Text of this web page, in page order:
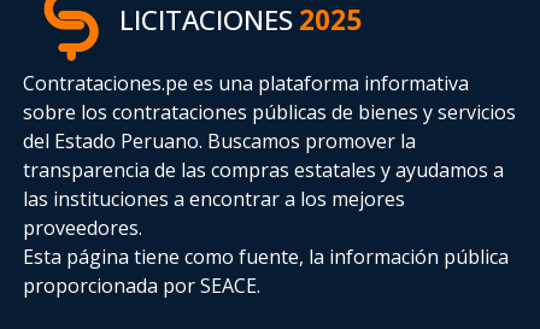
LICITACIONES2025
Contrataciones.pe es una plataforma informativa
sobre los contrataciones públicas de bienes y servicios
del Estado Peruano. Buscamos promover la
transparencia de las compras estatalesy ayudamos a
las instituciones a encontrar a los mejores
proveedores.
Esta página tiene como fuente, la información pública
proporcionada por SEACE.